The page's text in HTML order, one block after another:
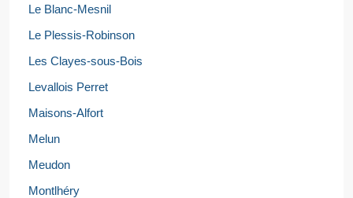
Le Blanc-Mesnil
Le Plessis-Robinson
Les Clayes-sous-Bois
Levallois Perret
Maisons-Alfort
Melun
Meudon
Montlhéry